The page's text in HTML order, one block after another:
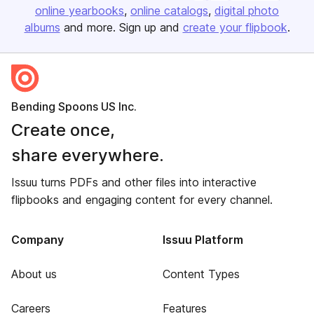
online yearbooks online catalogs digital photo
albums and more. Sign up and create your flipbook.
Bending Spoons US Inc.
Create once,
share everywhere.
Issuu turns PDFs and other files into interactive
flipbooks and engaging content for every channel.
Company
About us
Careers
Issuu Platform
Content Types
Features